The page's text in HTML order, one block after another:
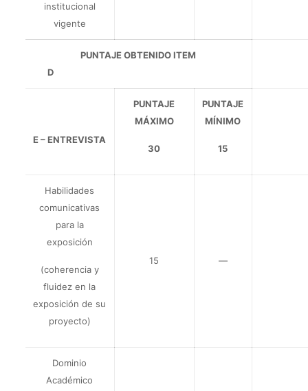
institucional
vigente
PUNTAJE OBTENIDO ITEM
D
E – ENTREVISTA
PUNTAJE
MÁXIMO
30
PUNTAJE
MÍNIMO
15
Habilidades
comunicativas
para la
exposición
(coherencia y
fluidez en la
exposición de su
proyecto)
15 —
Dominio
Académico